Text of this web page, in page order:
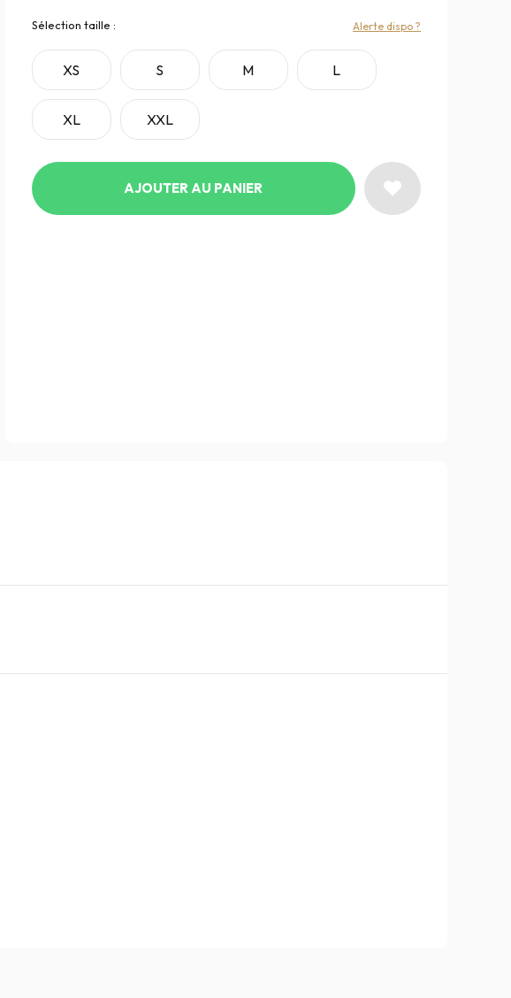
Sélection taille :
XS S M L
XL XXL
Alerte dispo ?
AJOUTER AU PANIER